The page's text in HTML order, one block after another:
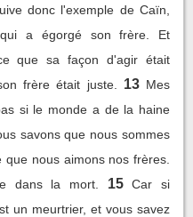
donc l'exemple de Caïn,
a égorgé son frère. Et
que sa façon d'agir était
frère était juste.
13 Mes
si le monde a de la haine
savons que nous sommes
nous aimons nos frères.
dans la mort.
15
Car si
un meurtrier, et vous savez